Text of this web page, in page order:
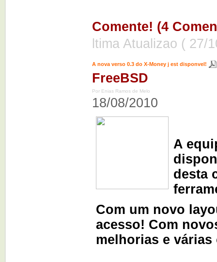
Comente! (4
ltima Atualizao ( 27/
A nova verso 0.3 do X-Money j est disponvel!
FreeBSD
Por Enias Ramos de Melo
18/08/2010
A
desta
Com um novo
acesso! Com
melhorias e